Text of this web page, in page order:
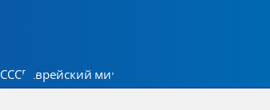
Еврейский мир